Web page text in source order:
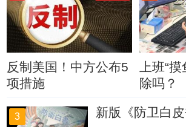
反制美国！中方公布5
项措施
上班“
除吗？
3 新版《防卫白